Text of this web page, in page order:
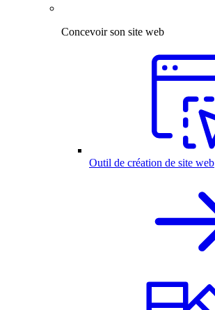
Concevoir son site web
Outil de création de site web